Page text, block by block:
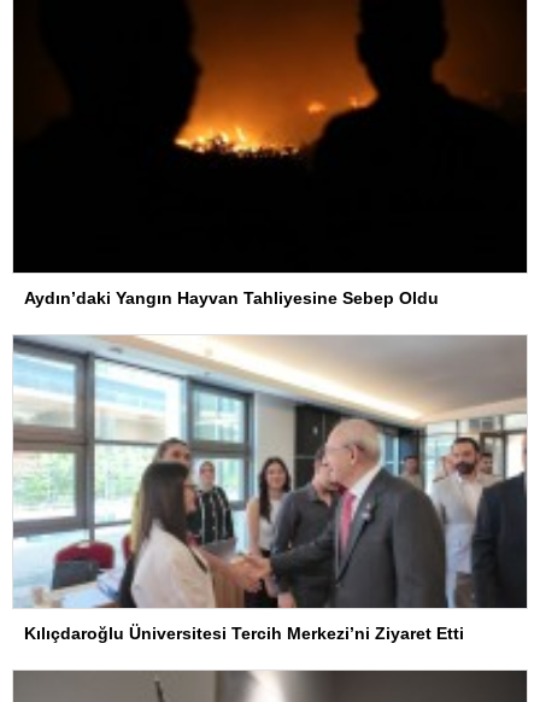
Aydın’daki Yangın Hayvan Tahliyesine Sebep Oldu
Kılıçdaroğlu Üniversitesi Tercih Merkezi’ni Ziyaret Etti